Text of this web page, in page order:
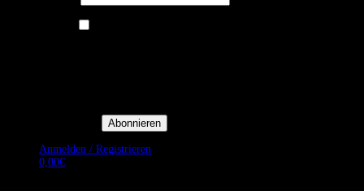
Anmelden / Registrieren
0,00€